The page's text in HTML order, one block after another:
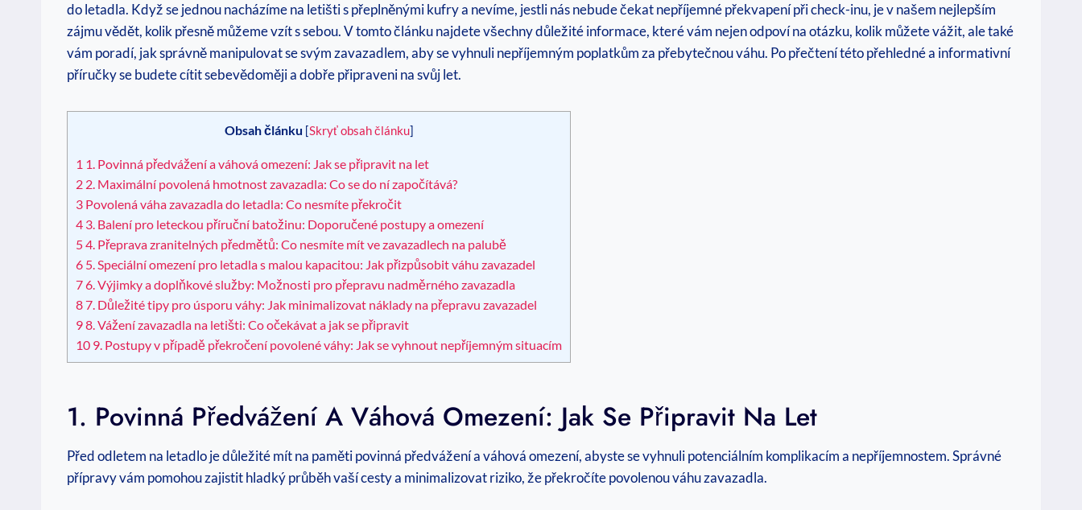
do letadla. Když se jednou nacházíme na letišti s přeplněnými kufry a nevíme, jestli nás nebude čekat nepříjemné překvapení při check-inu, je v našem nejlepším
zájmu vědět, kolik přesně můžeme vzít s sebou. V tomto článku najdete všechny důležité informace, které vám nejen odpoví na otázku, kolik můžete vážit, ale také
vám poradí, jak správně manipulovat se svým zavazadlem, aby se vyhnuli nepříjemným poplatkům za přebytečnou váhu. Po přečtení této přehledné a informativní
příručky se budete cítit sebevědoměji a dobře připraveni na svůj let.
Obsah článku [Skryť obsah článku]
1 1. Povinná předvážení a váhová omezení: Jak se připravit na let
2 2. Maximální povolená hmotnost zavazadla: Co se do ní započítává?
3 Povolená váha zavazadla do letadla: Co nesmíte překročit
4 3. Balení pro leteckou příruční batožinu: Doporučené postupy a omezení
54. Přeprava zranitelných předmětů: Co nesmíte mít ve zavazadlech na palubě
6 5. Speciální omezení pro letadla s malou kapacitou: Jak přizpůsobit váhu zavazadel
76. Výjimky a doplňkové služby: Možnosti pro přepravu nadměrného zavazadla
87. Důležité tipy pro úsporu váhy: Jak minimalizovat náklady na přepravu zavazadel
98. Vážení zavazadla na letišti: Co očekávat a jak se připravit
10 9. Postupy v případě překročení povolené váhy: Jak se vyhnout nepříjemným situacím
1. Povinná Předvážení A Váhová Omezení: Jak Se Připravit Na Let
Před odletem na letadlo je důležité mít na paměti povinná předvážení a váhová omezení, abyste se vyhnuli potenciálním komplikacím a nepříjemnostem. Správné
přípravy vám pomohou zajistit hladký průběh vaší cesty a minimalizovat riziko, že překročíte povolenou váhu zavazadla.